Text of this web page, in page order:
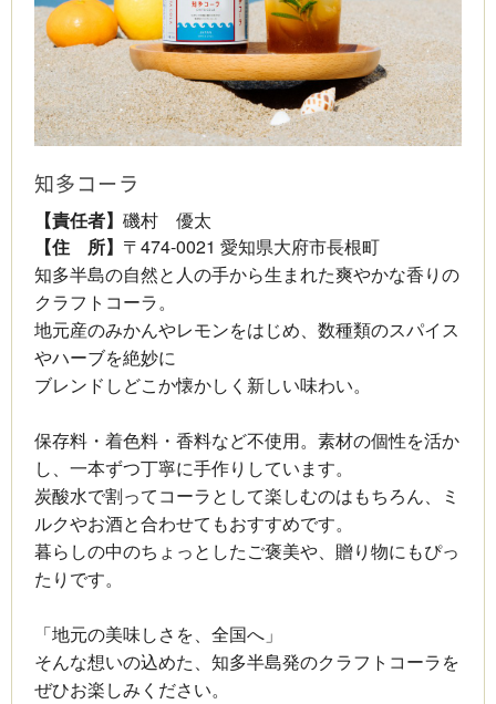
知多コーラ
【責任者】 磯村 優太
【住 所】 〒474-0021 愛知県大府市長根町
知多半島の自然と人の手から生まれた爽やかな香りの
クラフトコーラ。
地元産のみかんやレモンをはじめ、数種類のスパイス
やハーブを絶妙に
ブレンドしどこか懐かしく新しい味わい。
保存料・着色料・香料など不使用。素材の個性を活か
し、一本ずつ丁寧に手作りしています。
炭酸水で割ってコーラとして楽しむのはもちろん、ミ
ルクやお酒と合わせてもおすすめです。
暮らしの中のちょっとしたご褒美や、贈り物にもぴっ
たりです。
「地元の美味しさを、全国へ」
そんな想いの込めた、知多半島発のクラフトコーラを
ぜひお楽しみください。